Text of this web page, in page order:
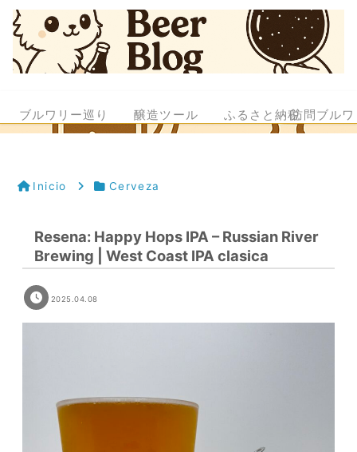
ブルワリー巡り 醸造ツール ふるさと納税訪問ブル
Inicio Cerveza
Resena: Happy Hops IPA – Russian River
Brewing | West Coast IPA clasica
2025.04.08